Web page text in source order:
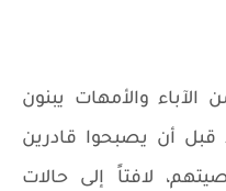
والأمهات يبنون
قبل أن يصبحوا قادرين
لافتاً إلى حالات